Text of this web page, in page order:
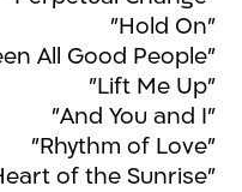
"Hold On"
"I've Seen All Good People"
"Lift Me Up"
"And You and I"
"Rhythm of Love"
"Heart of the Sunrise"